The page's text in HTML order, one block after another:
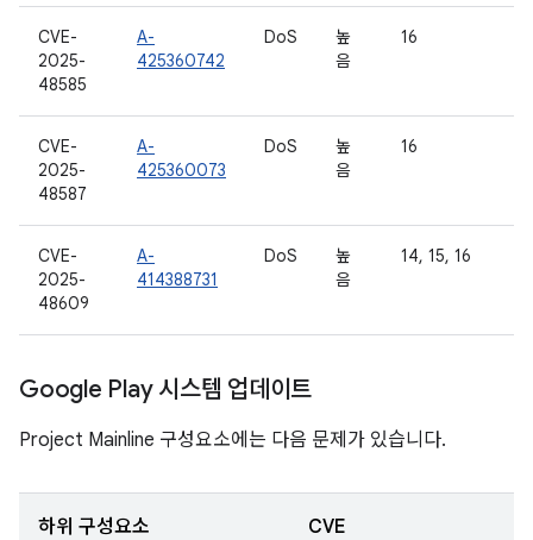
CVE-
2025-
48585
A-
425360742
DoS
높
음
16
CVE-
2025-
48587
A-
425360073
DoS
높
음
16
CVE-
2025-
48609
A-
414388731
DoS
높
음
14, 15, 16
Google Play 시스템 업데이트
Project Mainline 구성요소에는 다음 문제가 있습니다.
하위 구성요소 CVE